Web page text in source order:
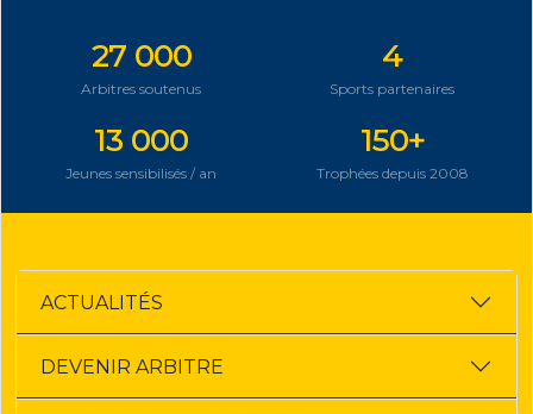
27 000
Arbitres soutenus
4
Sports partenaires
13 000
Jeunes sensibilisés / an
150+
Trophées depuis 2008
ACTUALITÉS
DEVENIR ARBITRE